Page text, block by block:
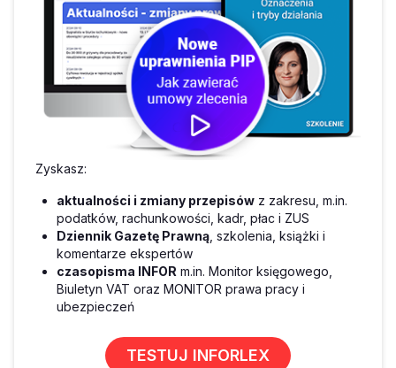
Zyskasz:
aktualności i zmiany przepisów z zakresu, m.in.
podatków, rachunkowości, kadr, płac i ZUS
Dziennik Gazetę Prawną , szkolenia, książki i
komentarze ekspertów
czasopisma INFOR m.in. Monitor księgowego,
Biuletyn VAT oraz MONITOR prawa pracy i
ubezpieczeń
TESTUJ INFORLEX